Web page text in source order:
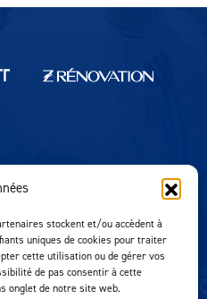
stockent et/ou accèdent à
uniques de cookies pour traiter
cette utilisation ou de gérer vos
de pas consentir à cette
onglet de notre site web.